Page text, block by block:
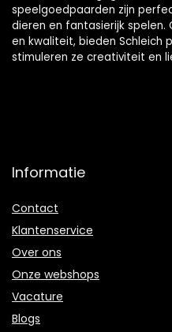
speelgoedpaarden zijn
dieren en fantasierijk spelen.
en kwaliteit, bieden Schleich
stimuleren ze creativiteit en
Informatie
Contact
Klantenservice
Over ons
Onze webshops
Vacature
Blogs